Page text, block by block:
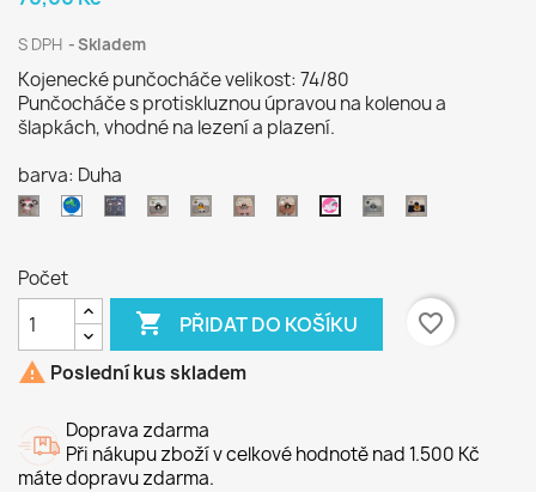
S DPH Skladem
Kojenecké punčocháče velikost: 74/80
Punčocháče s protiskluznou úpravou na kolenou a
šlapkách, vhodné na lezení a plazení.
barva: Duha
PandaRaptor kočka Kotě
ŽirafaMyškaKotěDuha
Počet
 PŘIDAT DO KOŠÍKU
favorite_border
 Poslední kus skladem
Doprava zdarma
Při nákupu zboží v celkové hodnotě nad 1.500 Kč
máte dopravu zdarma.